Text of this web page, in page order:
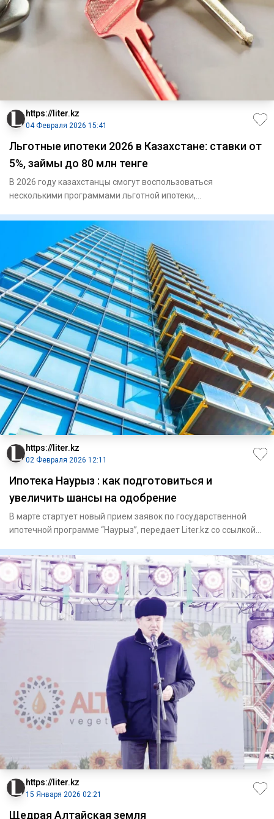
https://liter.kz
04 Февраля 2026 15:41
Льготные ипотеки 2026 в Казахстане: ставки от
5%, займы до 80 млн тенге
В 2026 году казахстанцы смогут воспользоваться
несколькими программами льготной ипотеки,
https://liter.kz
02 Февраля 2026 12:11
Ипотека Наурыз : как подготовиться и
увеличить шансы на одобрение
В марте стартует новый прием заявок по государственной
ипотечной программе “Наурыз”, передает Liter.kz со ссылкой
https://liter.kz
15 Января 2026 02:21
Щедрая Алтайская земля